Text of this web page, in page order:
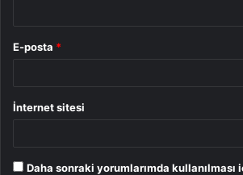
E-posta *
İnternet sitesi
Daha sonraki yorumlarımda kullanılması